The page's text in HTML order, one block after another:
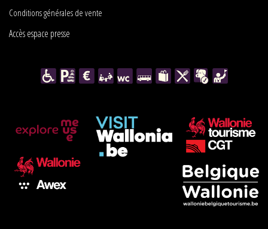
Conditions générales de vente
Accès espace presse